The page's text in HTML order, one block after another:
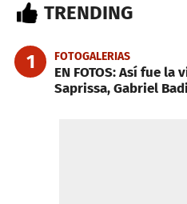
TRENDING
1 FOTOGALERIAS
EN FOTOS: Así fue
Saprissa, Gabriel